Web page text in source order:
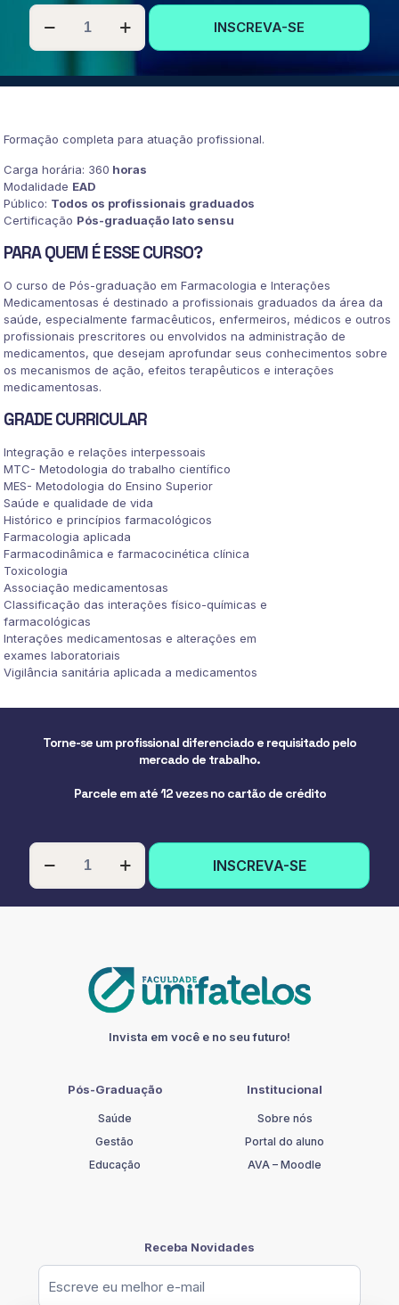
PÓS-
GRADUAÇÃO
EM
E
INSCREVA-SE
Formação completa para atuação profissional.
Carga horária: 360 horas
Modalidade EAD
Público: Todos os profissionais graduados
Certificação Pós-graduação lato sensu
PARA QUEM É ESSE CURSO?
O curso de Pós-graduação em Farmacologia e Interações
Medicamentosas é destinado a profissionais graduados da área da
saúde, especialmente farmacêuticos, enfermeiros, médicos e outros
profissionais prescritores ou envolvidos na administração de
medicamentos, que desejam aprofundar seus conhecimentos sobre
os mecanismos de ação, efeitos terapêuticos e interações
medicamentosas.
GRADE CURRICULAR
Integração e relações interpessoais
MTC- Metodologia do trabalho científico
MES- Metodologia do Ensino Superior
Saúde e qualidade de vida
Histórico e princípios farmacológicos
Farmacologia aplicada
Farmacodinâmica e farmacocinética clínica
Toxicologia
Associação medicamentosas
Classificação das interações físico-químicas e
farmacológicas
Interações medicamentosas e alterações em
exames laboratoriais
Vigilância sanitária aplicada a medicamentos
Torne-se um profissional diferenciado e requisitado pelo
mercado de trabalho.
Parcele em até 12 vezes no cartão de crédito
PÓS-
GRADUAÇÃO
EM
INSCREVA-SE
Invista em você e no seu futuro!
Pós-Graduação
Saúde
Gestão
Educação
Institucional
Sobre nós
Portal do aluno
AVA – Moodle
Receba Novidades